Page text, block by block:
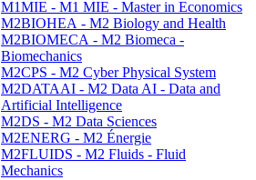
M1MIE - M1 MIE - Master in Economics
M2BIOHEA - M2 Biology and Health
M2BIOMECA - M2 Biomeca -
Biomechanics
M2CPS - M2 Cyber Physical System
M2DATAAI - M2 Data AI - Data and
Artificial Intelligence
M2DS - M2 Data Sciences
M2ENERG - M2 Énergie
M2FLUIDS - M2 Fluids - Fluid
Mechanics